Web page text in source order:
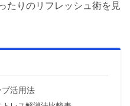
たりのリフレッシュ術を見
活用法